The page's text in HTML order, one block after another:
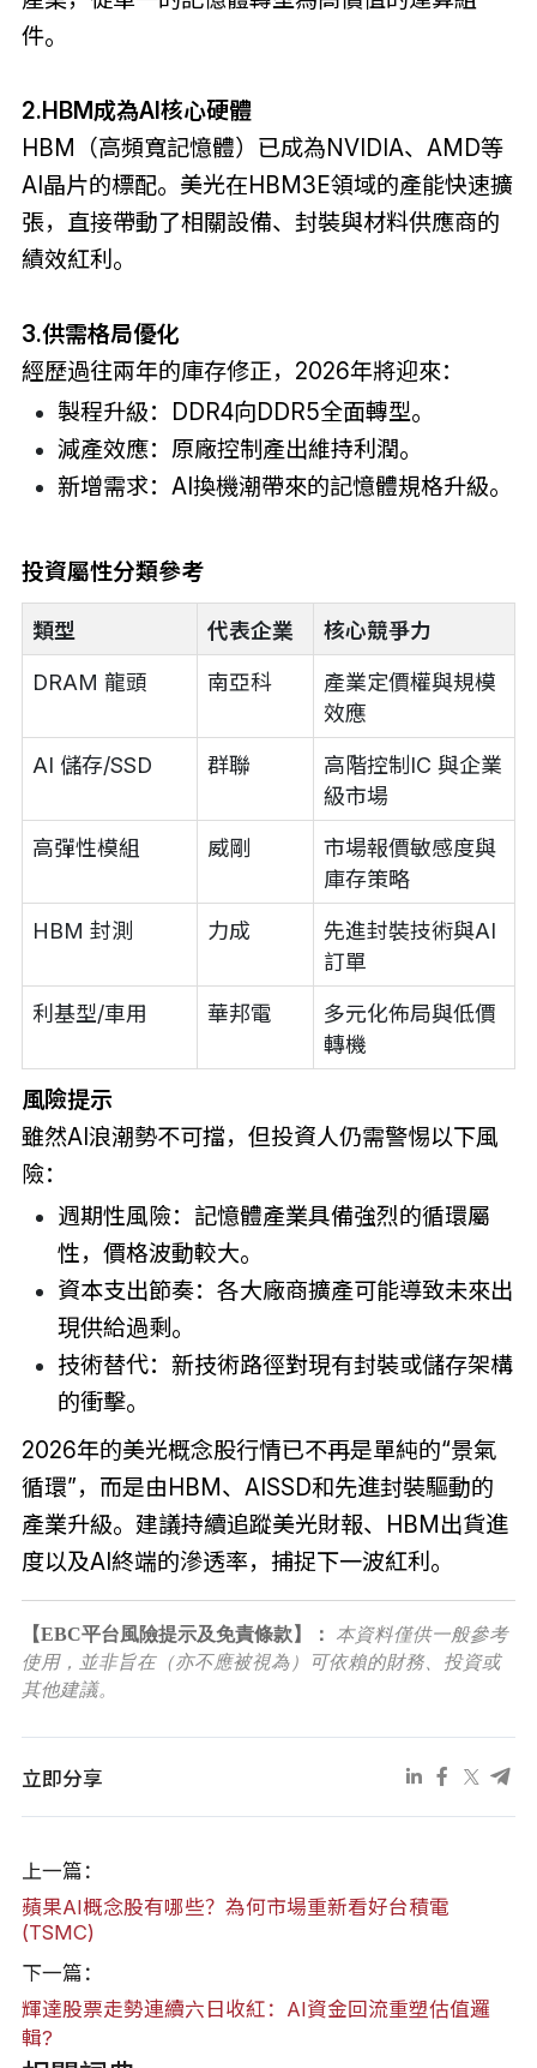
件。
2.HBM成為AI核心硬體
HBM（高頻寬記憶體）已成為NVIDIA、AMD等
AI晶片的標配。美光在HBM3E領域的產能快速擴
張，直接帶動了相關設備、封裝與材料供應商的
績效紅利。
3.供需格局優化
經歷過往兩年的庫存修正，2026年將迎來：
製程升級：DDR4向DDR5全面轉型。
減產效應：原廠控制產出維持利潤。
新增需求：AI換機潮帶來的記憶體規格升級。
投資屬性分類參考
類型 代表企業 核心競爭力
DRAM 龍頭 南亞科
產業定價權與規模
效應
AI 儲存/SSD 群聯
高階控制IC 與企業
級市場
高彈性模組 威剛
市場報價敏感度與
庫存策略
HBM 封測 力成
先進封裝技術與AI
訂單
利基型/車用 華邦電
多元化佈局與低價
轉機
風險提示
雖然AI浪潮勢不可擋，但投資人仍需警惕以下風
險：
週期性風險：記憶體產業具備強烈的循環屬
性，價格波動較大。
資本支出節奏：各大廠商擴產可能導致未來出
現供給過剩。
技術替代：新技術路徑對現有封裝或儲存架構
的衝擊。
2026年的美光概念股行情已不再是單純的“景氣
循環”，而是由HBM、AISSD和先進封裝驅動的
產業升級。建議持續追蹤美光財報、HBM出貨進
度以及AI終端的滲透率，捕捉下一波紅利。
【EBC平台風險提示及免責條款】：
本資料僅供一般參考
使用，並非旨在（亦不應被視為）可依賴的財務、投資或
其他建議。
立即分享
上一篇：
蘋果AI概念股有哪些？為何市場重新看好台積電
(TSMC)
下一篇：
輝達股票走勢連續六日收紅：AI資金回流重塑估值邏
輯?